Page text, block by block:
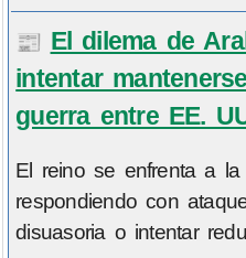
📰 El dilema de
intentar
guerra entre EE.
El reino se enfrenta a
respondiendo con
disuasoria o intentar